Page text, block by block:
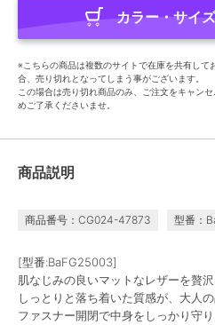
カラー・サイ
※こちらの商品は複数のサイトで在庫を共有して
合、売り切れとなってしまう事がございます。
この場合は売り切れ商品のみ、ご注文をキャン
めご了承くださいませ。
商品説明
商品番号：CG024-47873 型番：
[型番:BaFG25003]
肌なじみの良いマットなレザーを贅
しっとりと落ち着いた質感が、大人
ファスナー開閉で中身をしっかり守